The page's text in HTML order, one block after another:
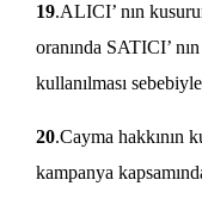
19.ALICI’ nın
oranında SATICI’
kullanılması
20.Cayma hakkının
kampanya